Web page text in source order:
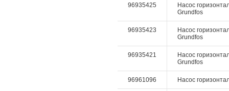
96935425
Насос
Grundfos
96935423
Насос
Grundfos
96935421
Насос
Grundfos
96961096 Насос